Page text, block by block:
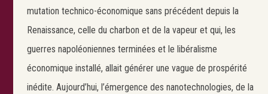
mutation technico-économique sans précédent depuis la
Renaissance, celle du charbon et de la vapeur et qui, les
guerres napoléoniennes terminées et le libéralisme
économique installé, allait générer une vague de prospérité
inédite. Aujourd’hui, l’émergence des nanotechnologies, de la